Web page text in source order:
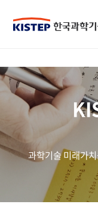
과학기술 미래가